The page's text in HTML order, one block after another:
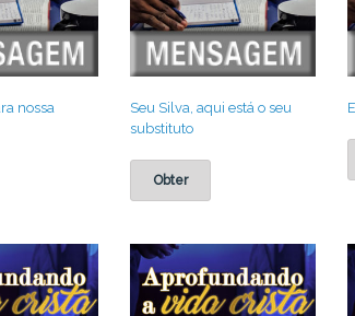
nossa
Seu Silva, aqui está o seu
substituto
Obter